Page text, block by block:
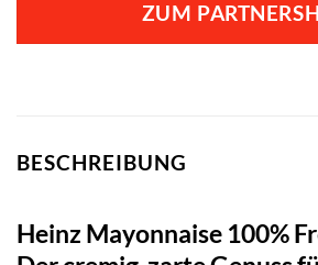
ZUM
BESCHREIBUNG
Heinz Mayonnaise 100%